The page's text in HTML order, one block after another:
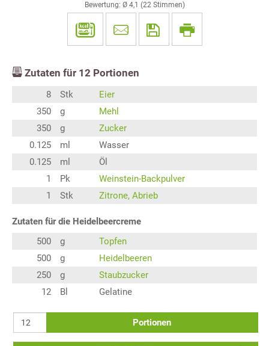
Bewertung: Ø 4,1 (22Stimmen)
Zutaten für 12 Portionen
8 Stk
Eier
350
g
Mehl
350
g
Zucker
0.125
ml
Wasser
0.125
ml
Öl
1
Pk
Weinstein-Backpulver
1
Stk Zitrone, Abrieb
Zutaten für die Heidelbeercreme
500
g
Topfen
500
g
Heidelbeeren
250
g
Staubzucker
12
Bl Gelatine
Portionen